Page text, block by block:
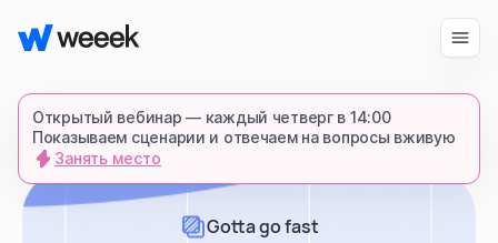
Открытый вебинар — каждый четверг в 14:00
Показываем сценарии и отвечаем на вопросы вживую
Занять место
запросить демонстрацию
спишемся в Телеграме и все покажем-
Войти Начать бесплатно
Gotta go fast